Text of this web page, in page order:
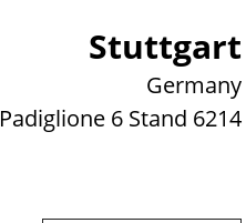
Stuttgart
Germany
Padiglione 6 Stand 6214